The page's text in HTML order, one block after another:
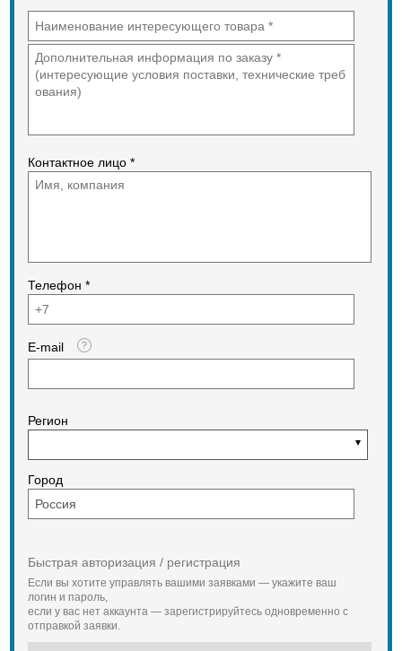
Контактное лицо *
Телефон *
E-mail
Регион
Город
Быстрая авторизация / регистрация
Если вы хотите управлять вашими заявками — укажите ваш
логин и пароль,
если у вас нет аккаунта — зарегистрируйтесь одновременно с
отправкой заявки.